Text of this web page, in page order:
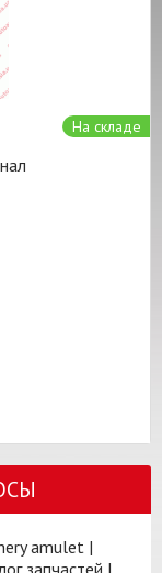
На складе
amulet |
запчастей |